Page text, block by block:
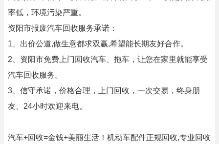
率低，环境污染严重。
资阳市报废汽车回收服务承诺：
1、出价公道,做生意都求双赢,希望能长期友好合作。
2、资阳市免费上门回收汽车、拖车，让您在家里就能享受
汽车回收服务。
3、信守承诺，价格合理，上门回收，一次交易，终身朋
友、24小时欢迎来电。
汽车+回收=金钱+美丽生活！机动车配件正规回收,专业回收